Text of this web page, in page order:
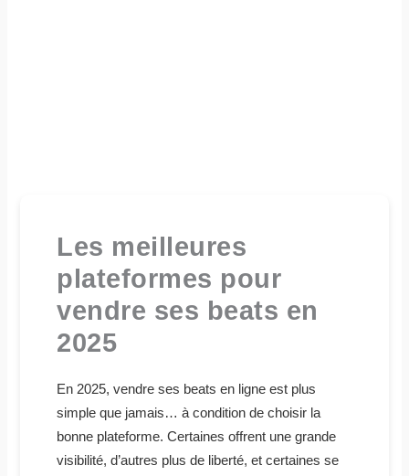
Les meilleures
plateformes pour
vendre ses beats en
2025
En 2025, vendre ses beats en ligne est plus
simple que jamais… à condition de choisir la
bonne plateforme. Certaines offrent une grande
visibilité, d’autres plus de liberté, et certaines se